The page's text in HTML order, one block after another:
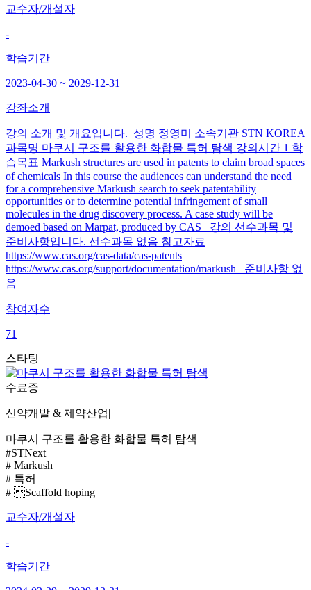
교수자/개설자
-
학습기간
2023-04-30 ~ 2029-12-31
강좌소개
강의 소개 및 개요입니다. 성명 정영미 소속기관 STN KOREA
과목명 마쿠시 구조를 활용한 화합물 특허 탐색 강의시간 1 학
습목표 Markush structures are used in patents to claim broad spaces
of chemicals In this course the audiences can understand the need
for a comprehensive Markush search to seek patentability
opportunities or to determine potential infringement of small
molecules in the drug discovery process. A case study will be
demoed based on Marpat, produced by CAS 강의 선수과목 및
준비사항입니다. 선수과목 없음 참고자료
https://www.cas.org/cas-data/cas-patents
https://www.cas.org/support/documentation/markush 준비사항 없
음
참여자수
71
스타팅
수료증
신약개발 & 제약산업|
마쿠시 구조를 활용한 화합물 특허 탐색
#STNext
# Markush
# 특허
# Scaffold hoping
교수자/개설자
-
학습기간